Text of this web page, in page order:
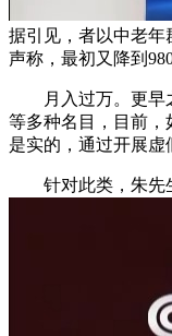
据引见，者以中老年
声称，最初又降到
月入过万。更早之
等多种名目，目前，
是实的，通过开展虚
针对此类，朱先生